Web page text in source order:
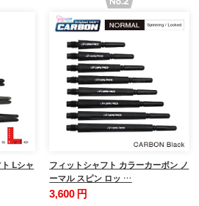
Lシャ
フィットシャフト カラーカーボン ノ
ーマル スピン ロッ …
3,600 円